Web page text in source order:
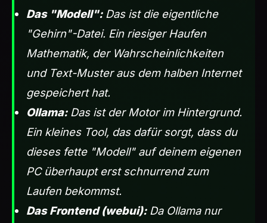
Das "Modell":Das ist die eigentliche
"Gehirn"-Datei. Ein riesiger Haufen
Mathematik, der Wahrscheinlichkeiten
und Text-Muster aus dem halben Internet
gespeichert hat.
Ollama:Das ist der Motor im Hintergrund.
Ein kleines Tool, das dafür sorgt, dass du
dieses fette "Modell" auf deinem eigenen
PC überhaupt erst schnurrend zum
Laufen bekommst.
Das Frontend (webui):Da Ollama nur